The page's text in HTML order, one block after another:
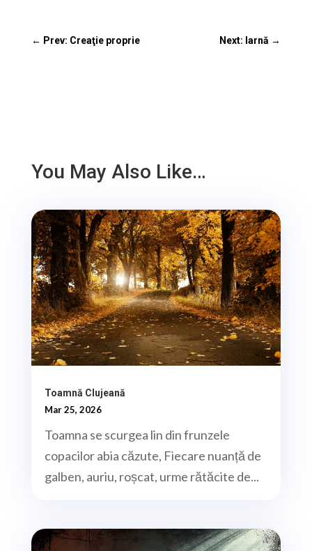
← Prev: Creaţie proprie Next: Iarnă →
You May Also Like…
Toamnă Clujeană
Mar 25, 2026
Toamna se scurgea lin din frunzele
copacilor abia căzute, Fiecare nuanță de
galben, auriu, roșcat, urme rătăcite de...